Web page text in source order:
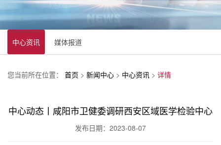
中心资讯 媒体报道
您当前所在位置： 首页 > 新闻中心 > 中心资讯 > 详情
中心动态丨咸阳市卫健委调研西安区域医学检验中心
发布日期：2023-08-07